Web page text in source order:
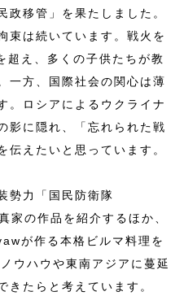
政移管」を果たしました。
束は続いています。戦火を
え、多くの子供たちが教
一方、国際社会の関心は薄
。ロシアによるウクライナ
影に隠れ、「忘れられた戦
伝えたいと思っています。
勢力「国民防衛隊
家の作品を紹介するほか、
が作る本格ビルマ料理を
ウハウや東南アジアに蔓延
きたらと考えています。